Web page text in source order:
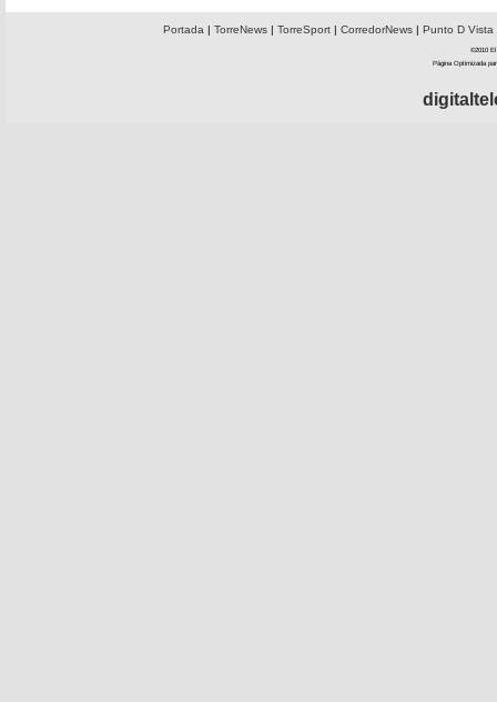
Portada | TorreNews| TorreSport| CorredorNews| Punto D Vista
©2010 El
Página Optimizada